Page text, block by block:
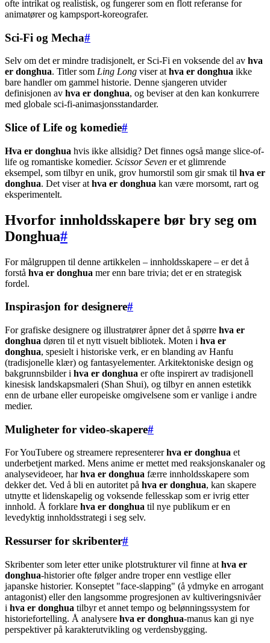
ofte intrikat og realistisk, og fungerer som en flott referanse for
animatører og kampsport-koreografer.
Sci-Fi og Mecha#
Selv om det er mindre tradisjonelt, er Sci-Fi en voksende del av hva
er donghua. Titler som Ling Long viser at hva er donghua ikke
bare handler om gammel historie. Denne sjangeren utvider
definisjonen av hva er donghua, og beviser at den kan konkurrere
med globale sci-fi-animasjonsstandarder.
Slice of Life og komedie#
Hva er donghua hvis ikke allsidig? Det finnes også mange slice-of-
life og romantiske komedier. Scissor Seven er et glimrende
eksempel, som tilbyr en unik, grov humorstil som gir smak til hva er
donghua. Det viser at hva er donghua kan være morsomt, rart og
eksperimentelt.
Hvorfor innholdsskapere bør bry seg om
Donghua#
For målgruppen til denne artikkelen – innholdsskapere – er det å
forstå hva er donghua mer enn bare trivia; det er en strategisk
fordel.
Inspirasjon for designere#
For grafiske designere og illustratører åpner det å spørre hva er
donghua døren til et nytt visuelt bibliotek. Moten i hva er
donghua, spesielt i historiske verk, er en blanding av Hanfu
(tradisjonelle klær) og fantasyelementer. Arkitektoniske design og
bakgrunnsbilder i hva er donghua er ofte inspirert av tradisjonell
kinesisk landskapsmaleri (Shan Shui), og tilbyr en annen estetikk
enn de urbane eller europeiske omgivelsene som er vanlige i andre
medier.
Muligheter for video-skapere#
For YouTubere og streamere representererhva er donghua et
underbetjent marked. Mens anime er mettet med reaksjonskanaler og
analysevideoer, harhva er donghua færre innholdsskapere som
dekker det. Ved å bli en autoritet på hva er donghua, kan skapere
utnytte et lidenskapelig og voksende fellesskap som er ivrig etter
innhold. Å forklare hva er donghua til nye publikum er en
levedyktig innholdsstrategi i seg selv.
Ressurser for skribenter#
Skribenter som leter etter unike plotstrukturer vil finne at hva er
donghua-historier ofte følger andre troper enn vestlige eller
japanske historier. Konseptet "face-slapping" (å ydmyke en arrogant
antagonist) eller den langsomme progresjonen av kultiveringsnivåer
i hva er donghua tilbyr et annet tempo og belønningssystem for
historiefortelling. Å analysere hva er donghua-manus kan gi nye
perspektiver på karakterutvikling og verdensbygging.